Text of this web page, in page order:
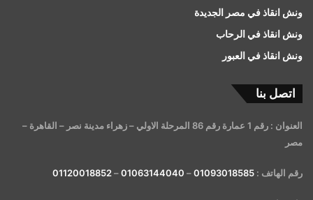
ونش انقاذ في مصر الجديدة
ونش انقاذ في الرحاب
ونش انقاذ في العبور
اتصل بنا
العنوان : رقم 1 عمارة رقم 86 المرحلة الاولي – زهراء مدينة نصر – القاهرة –
مصر
رقم الهاتف : 01093018585
–
01063144040
–
01120018852